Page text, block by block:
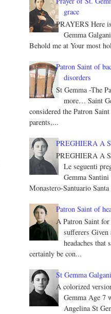
grace
PRAYERS Here
Gemma
Behold me at Your most
Patron Saint of
disorders
St Gemma -The
more… Saint
considered the Patron
parents,...
PREGHIERA A
PREGHIERA A
Le seguenti
Gemma
Monastero-Santuario Santa
Patron Saint of
A Patron Saint for
sufferers
headaches that
certainly be con...
St Gemma
A colorized
Gemma Age 7
Angelina St